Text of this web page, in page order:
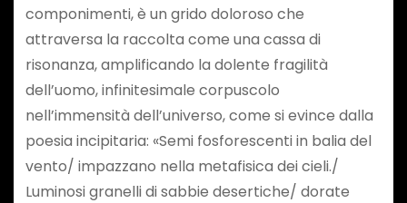
componimenti, è un grido doloroso che
attraversa la raccolta come una cassa di
risonanza, amplificando la dolente fragilità
dell’uomo, infinitesimale corpuscolo
nell’immensità dell’universo, come si evince dalla
poesia incipitaria: «Semi fosforescenti in balia del
vento/ impazzano nella metafisica dei cieli./
Luminosi granelli di sabbie desertiche/ dorate